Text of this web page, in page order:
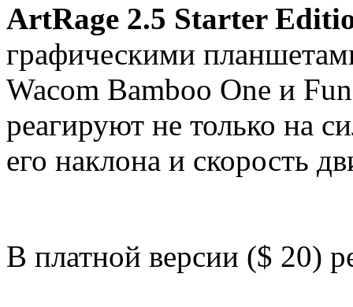
ArtRage 2.5 Starter
графическими
Wacom Bamboo One и Fun
реагируют не только на
его наклона и скорость
В платной версии ($ 20)